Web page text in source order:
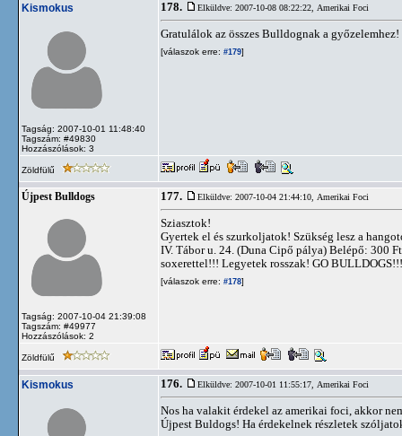
Kismokus
Tagság: 2007-10-01 11:48:40
Tagszám: #49830
Hozzászólások: 3
178. Elküldve: 2007-10-08 08:22:22, Amerikai Foci
Gratulálok az összes Bulldognak a
[válaszok erre: #179]
Zöldfülű
Újpest Bulldogs
Tagság: 2007-10-04 21:39:08
Tagszám: #49977
Hozzászólások: 2
177. Elküldve: 2007-10-04 21:44:10, Amerikai Foci
Sziasztok!
Gyertek el és szurkoljatok! Szükség lesz a
IV. Tábor u. 24. (Duna Cipő pálya) Belépő: 300
soxerettel!!! Legyetek rosszak! GO
[válaszok erre: #178]
Zöldfülű
Kismokus 176. Elküldve: 2007-10-01 11:55:17, Amerikai Foci
Nos ha valakit érdekel az amerikai foci, akkor
Újpest Buldogs! Ha érdekelnek részletek